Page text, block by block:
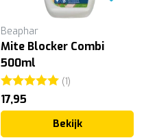
Beaphar
Mite Blocker Combi
500ml
Beoordeling:(1)
17,95
Bekijk